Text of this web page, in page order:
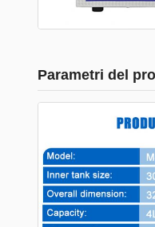
Parametri del